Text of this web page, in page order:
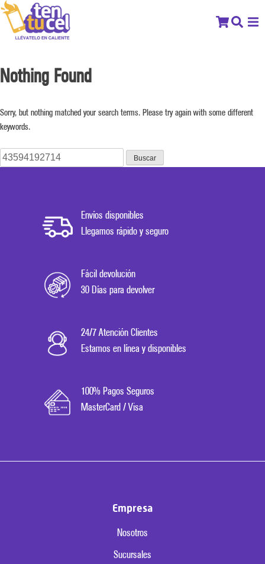
Nothing Found
Sorry, but nothing matched your search terms. Please try again with some different
keywords.
Buscar:
Envíos disponibles
Llegamos rápido y seguro
Fácil devolución
30 Días para devolver
24/7 Atención Clientes
Estamos en línea y disponibles
100% Pagos Seguros
MasterCard / Visa
Empresa
Nosotros
Sucursales